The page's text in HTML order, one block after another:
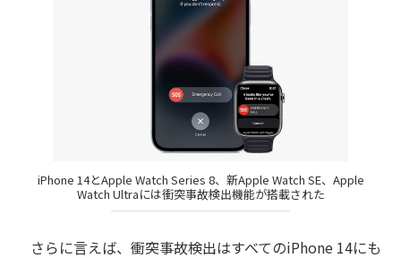
iPhone 14とApple Watch Series 8、新Apple Watch SE、Apple
Watch Ultraには衝突事故検出機能が搭載された
さらに言えば、衝突事故検出はすべてのiPhone 14にも